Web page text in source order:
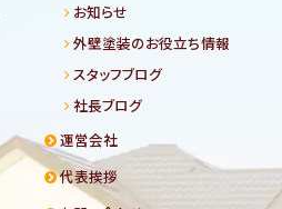
お知らせ
外壁塗装のお役立ち情報
スタッフブログ
社長ブログ
運営会社
代表挨拶